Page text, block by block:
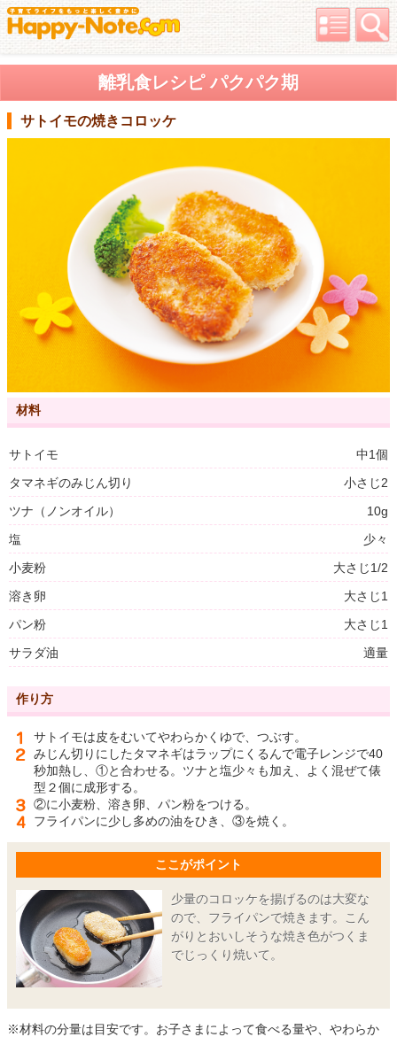
離乳食レシピ パクパク期
サトイモの焼きコロッケ
材料
サトイモ
中1個
タマネギのみじん切り
小さじ2
ツナ（ノンオイル）
10g
塩
少々
小麦粉
大さじ1/2
溶き卵
大さじ1
パン粉
大さじ1
サラダ油
適量
作り方
サトイモは皮をむいてやわらかくゆで、つぶす。
みじん切りにしたタマネギはラップにくるんで電子レンジで40
秒加熱し、①と合わせる。ツナと塩少々も加え、よく混ぜて俵
型２個に成形する。
②に小麦粉、溶き卵、パン粉をつける。
フライパンに少し多めの油をひき、③を焼く。
ここがポイント
少量のコロッケを揚げるのは大変な
ので、フライパンで焼きます。こん
がりとおいしそうな焼き色がつくま
でじっくり焼いて。
※材料の分量は目安です。お子さまによって食べる量や、やわらか